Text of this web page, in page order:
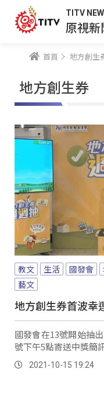
TITV
原視新
首頁 地方創生
地方創生券
教文 生活 國發會
藝文
地方創生券首波幸
國發會在13號開始抽
號下午5點寄送中獎簡
2021-10-15 19:24